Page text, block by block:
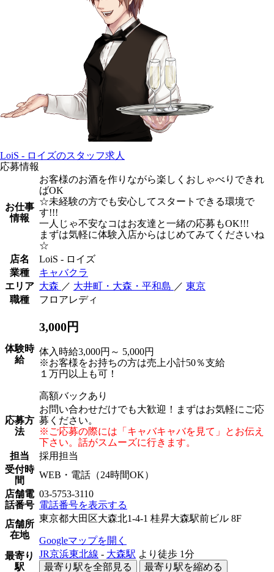
LoiS - ロイズのスタッフ求人
応募情報
お仕事
情報
お客様のお酒を作りながら楽しくおしゃべりできれ
ばOK
☆未経験の方でも安心してスタートできる環境で
す!!!
一人じゃ不安なコはお友達と一緒の応募もOK!!!
まずは気軽に体験入店からはじめてみてくださいね
☆
店名
LoiS - ロイズ
業種
キャバクラ
エリア 大森 ／ 大井町・大森・平和島 ／ 東京
職種
フロアレディ
体験時
給
3,000円
体入時給3,000円～ 5,000円
※お客様をお持ちの方は売上小計50％支給
１万円以上も可！
高額バックあり
応募方
法
お問い合わせだけでも大歓迎！まずはお気軽にご応
募ください。
※ご応募の際には「キャバキャバを見て」とお伝え
下さい。話がスムーズに行きます。
担当
採用担当
受付時
間
WEB・電話（24時間OK）
店舗電
話番号
03-5753-3110
電話番号を表示する
店舗所
在地
東京都大田区大森北1-4-1 桂昇大森駅前ビル 8F
Googleマップを開く
最寄り
駅
JR京浜東北線 - 大森駅 より徒歩 1分
最寄り駅を全部見る
最寄り駅を縮める